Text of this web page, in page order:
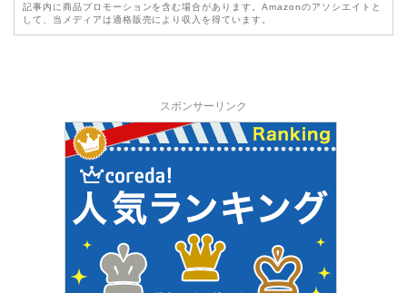
記事内に商品プロモーションを含む場合があります。Amazonのアソシエイトと
して、当メディアは適格販売により収入を得ています。
スポンサーリンク